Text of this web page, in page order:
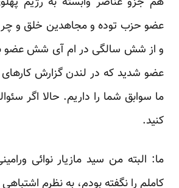
عضو حزب توده و مجاهدین خلق و
و از شش سالگی در ام آی شش عضو
عضو شدید که در لندن گزارش
ما سوابق شما را داریم. حالا اگر
کنید.
ما: البته من سید مازیار نوائی
کاملم را نگفته بودم، به نظرم